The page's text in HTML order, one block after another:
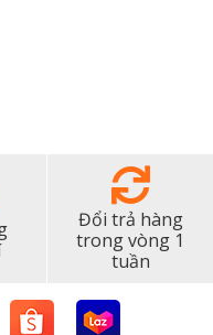
Đổi trả hàng
trong vòng 1
tuần